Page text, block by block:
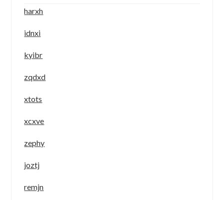
harxh
idnxi
kyibr
zqdxd
xtots
xcxve
zephy
joztj
remjn